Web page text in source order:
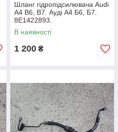
Шланг гідропідсилювача Audi
A4 B6, B7. Ауді А4 Б6, Б7.
8E1422893.
В наявності
1 200 ₴